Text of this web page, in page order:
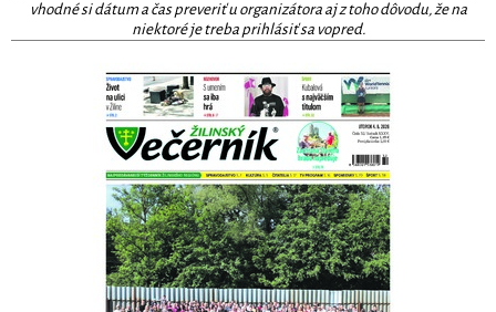
vhodné si dátum a čas preveriť u organizátora aj z toho dôvodu, že na
niektoré je treba prihlásiť sa vopred.